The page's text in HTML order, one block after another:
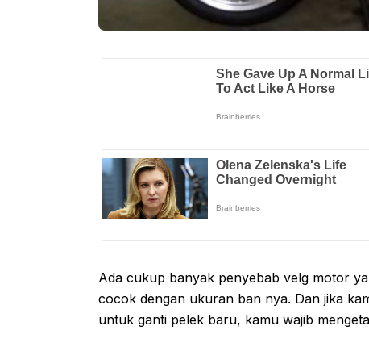
Ada cukup banyak penyebab velg motor
cocok dengan ukuran ban nya. Dan jika
untuk ganti pelek baru, kamu wajib